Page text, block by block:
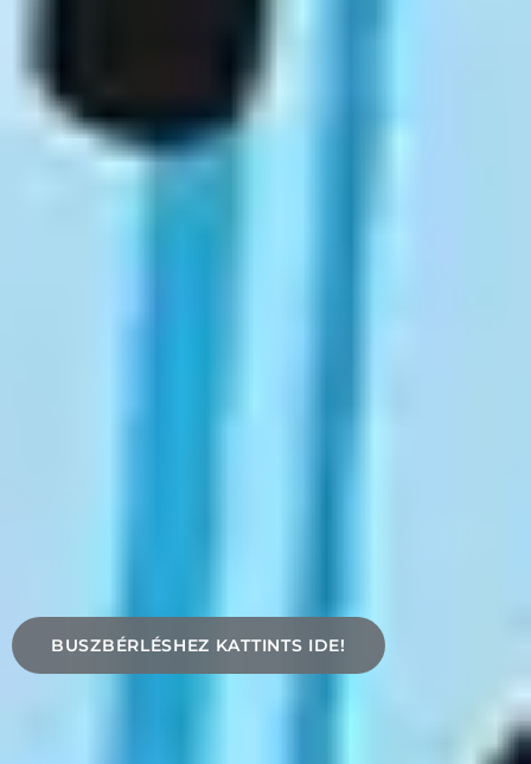
BUSZBÉRLÉSHEZ KATTINTS IDE!